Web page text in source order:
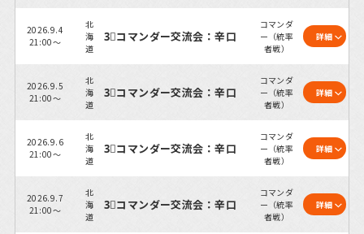
2026.9.4
21:00～
北
海
道
3⃣コマンダー交流会：辛口
コマンダ
ー（統率
者戦）
詳細
2026.9.5
21:00～
北
海
道
3⃣コマンダー交流会：辛口
コマンダ
ー（統率
者戦）
詳細
2026.9.6
21:00～
北
海
道
3⃣コマンダー交流会：辛口
コマンダ
ー（統率
者戦）
詳細
2026.9.7
21:00～
北
海
道
3⃣コマンダー交流会：辛口
コマンダ
ー（統率
者戦）
詳細